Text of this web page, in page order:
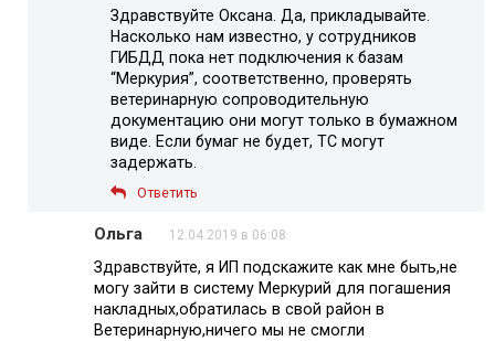
Здравствуйте Оксана. Да, прикладывайте.
Насколько нам известно, у сотрудников
ГИБДД пока нет подключения к базам
“Меркурия”, соответственно, проверять
ветеринарную сопроводительную
документацию они могут только в бумажном
виде. Если бумаг не будет, ТС могут
задержать.
Ответить
Ольга 12.04.2019 в 06:08
Здравствуйте, я ИП подскажите как мне быть,не
могу зайти в систему Меркурий для погашения
накладных,обратилась в свой район в
Ветеринарную,ничего мы не смогли